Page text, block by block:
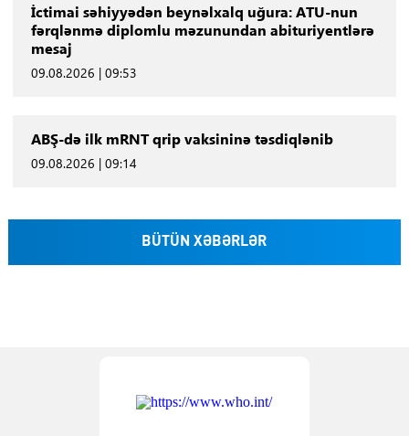
İctimai səhiyyədən beynəlxalq uğura: ATU-nun
fərqlənmə diplomlu məzunundan abituriyentlərə
mesaj
09.08.2026 | 09:53
ABŞ-də ilk mRNT qrip vaksininə təsdiqlənib
09.08.2026 | 09:14
BÜTÜN XƏBƏRLƏR